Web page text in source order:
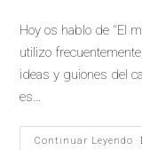
Hoy os hablo de "El
utilizo
ideas y guiones del
es…
Continuar Leyendo